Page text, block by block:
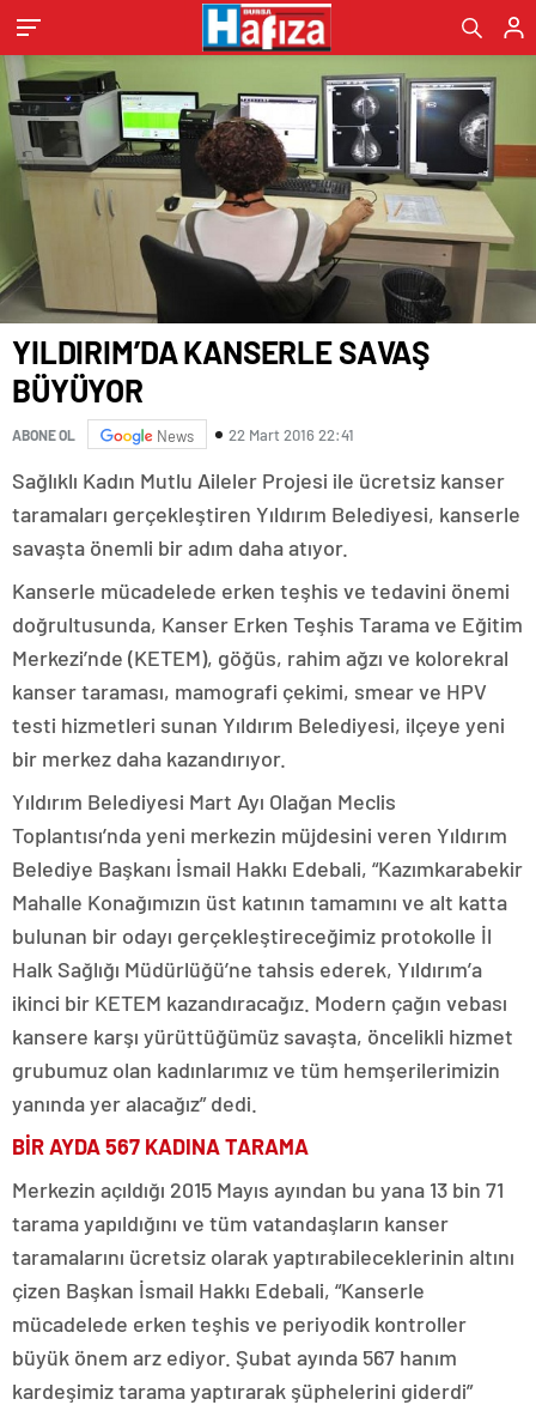
YILDIRIM’DA KANSERLE SAVAŞ
BÜYÜYOR
ABONE OL News 22 Mart 2016 22:41
Sağlıklı Kadın Mutlu Aileler Projesi ile ücretsiz kanser
taramaları gerçekleştiren Yıldırım Belediyesi, kanserle
savaşta önemli bir adım daha atıyor.
Kanserle mücadelede erken teşhis ve tedavini önemi
doğrultusunda, Kanser Erken Teşhis Tarama ve Eğitim
Merkezi’nde (KETEM), göğüs, rahim ağzı ve kolorekral
kanser taraması, mamografi çekimi, smear ve HPV
testi hizmetleri sunan Yıldırım Belediyesi, ilçeye yeni
bir merkez daha kazandırıyor.
Yıldırım Belediyesi Mart Ayı Olağan Meclis
Toplantısı’nda yeni merkezin müjdesini veren Yıldırım
Belediye Başkanı İsmail Hakkı Edebali, “Kazımkarabekir
Mahalle Konağımızın üst katının tamamını ve alt katta
bulunan bir odayı gerçekleştireceğimiz protokolle İl
Halk Sağlığı Müdürlüğü’ne tahsis ederek, Yıldırım’a
ikinci bir KETEM kazandıracağız. Modern çağın vebası
kansere karşı yürüttüğümüz savaşta, öncelikli hizmet
grubumuz olan kadınlarımız ve tüm hemşerilerimizin
yanında yer alacağız” dedi.
BİR AYDA 567 KADINA TARAMA
Merkezin açıldığı 2015 Mayıs ayından bu yana 13 bin 71
tarama yapıldığını ve tüm vatandaşların kanser
taramalarını ücretsiz olarak yaptırabileceklerinin altını
çizen Başkan İsmail Hakkı Edebali, “Kanserle
mücadelede erken teşhis ve periyodik kontroller
büyük önem arz ediyor. Şubat ayında 567 hanım
kardeşimiz tarama yaptırarak şüphelerini giderdi”